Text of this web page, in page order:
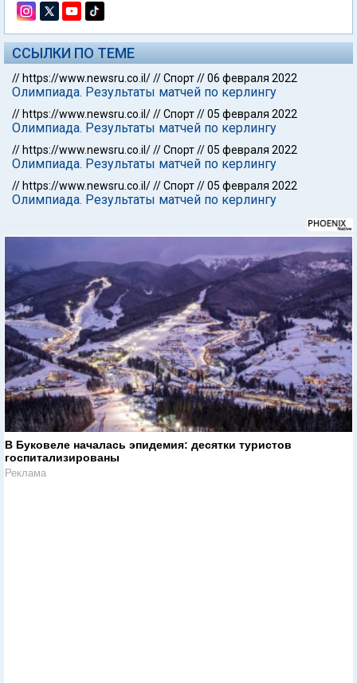
ССЫЛКИ ПО ТЕМЕ
// https://www.newsru.co.il///Спорт//06 февраля 2022
Олимпиада. Результаты матчей по керлингу
// https://www.newsru.co.il///Спорт//05 февраля 2022
Олимпиада. Результаты матчей по керлингу
// https://www.newsru.co.il///Спорт//05 февраля 2022
Олимпиада. Результаты матчей по керлингу
// https://www.newsru.co.il///Спорт//05 февраля 2022
Олимпиада. Результаты матчей по керлингу
В Буковеле началась эпидемия: десятки туристов
госпитализированы
Реклама